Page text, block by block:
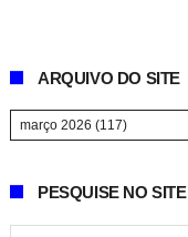
ARQUIVO DO SITE
PESQUISE NO SITE